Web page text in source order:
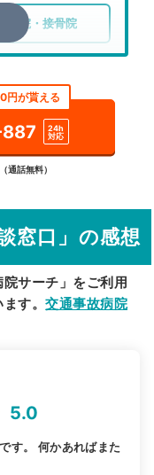
整骨院・接骨院
院名から探す
円が貰える
24h
対応
通話無料）
窓口」の感想
サーチ」をご利用
ます。交通事故病院
5.0
す。 何かあればまた